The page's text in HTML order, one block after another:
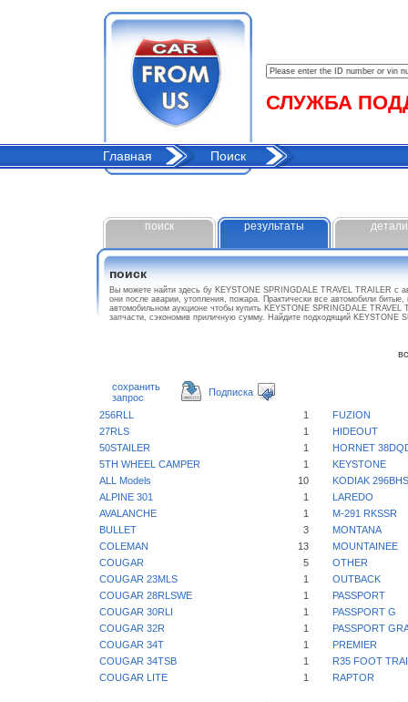
СЛУЖБА
Главная Поиск
поиск результаты детали
поиск
Вы можете найти здесь бу KEYSTONE SPRINGDALE TRAVEL TRAILER
они после аварии, утопления, пожара. Практически все автомобили
автомобильном аукционе чтобы купить KEYSTONE SPRINGDALE
запчасти, сэкономив приличную сумму. Найдите подходящий KEYSTONE
сохранить
запрос
Подписка
256RLL 1
FUZION
27RLS
1
HIDEOUT
50STAILER
1
HORNET
5TH WHEEL CAMPER
1
KEYSTONE
ALL Models
10
KODIAK
ALPINE 301
1
LAREDO
AVALANCHE
1
M-291 RKSSR
BULLET
3
MONTANA
COLEMAN
13
MOUNTAINEE
COUGAR
5
OTHER
COUGAR 23MLS
1
OUTBACK
COUGAR 28RLSWE
1
PASSPORT
COUGAR 30RLI
1
PASSPORT G
COUGAR 32R
1
PASSPORT
COUGAR 34T
1
PREMIER
COUGAR 34TSB
1
R35 FOOT
COUGAR LITE
1 RAPTOR